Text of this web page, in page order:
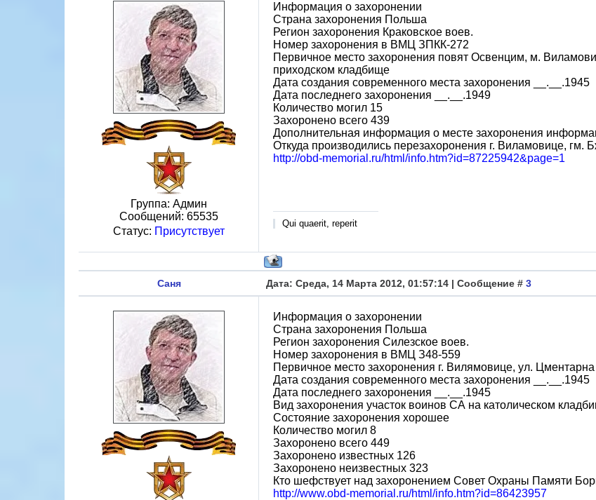
Группа: Админ
Сообщений: 65535
Статус: Присутствует
Информация о захоронении
Страна захоронения Польша
Регион захоронения Краковское воев.
Номер захоронения в ВМЦ ЗПКК-272
Первичное место захоронения повят Освенцим, м.
приходском кладбище
Дата создания современного места захоронения __.__.1945
Дата последнего захоронения __.__.1949
Количество могил 15
Захоронено всего 439
Дополнительная информация о месте захоронения
Откуда производились перезахоронения г. Виламовице, гм.
http://obd-memorial.ru/html/info.htm?id=87225942&page=1
Qui quaerit, reperit
Саня Дата: Среда, 14 Марта 2012, 01:57:14 | Сообщение # 3
Информация о захоронении
Страна захоронения Польша
Регион захоронения Силезское воев.
Номер захоронения в ВМЦ З48-559
Первичное место захоронения г. Вилямовице, ул. Цментарна
Дата создания современного места захоронения __.__.1945
Дата последнего захоронения __.__.1945
Вид захоронения участок воинов СА на католическом
Состояние захоронения хорошее
Количество могил 8
Захоронено всего 449
Захоронено известных 126
Захоронено неизвестных 323
Кто шефствует над захоронением Совет Охраны Памяти
http://www.obd-memorial.ru/html/info.htm?id=86423957